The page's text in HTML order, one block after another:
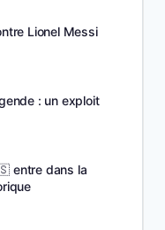
Lionel Messi
: un exploit
entre dans la